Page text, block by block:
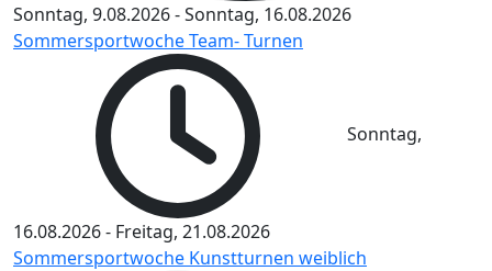
Sonntag, 9.08.2026-Sonntag, 16.08.2026
Sommersportwoche Team- Turnen
Sonntag,
16.08.2026- Freitag, 21.08.2026
Sommersportwoche Kunstturnen weiblich